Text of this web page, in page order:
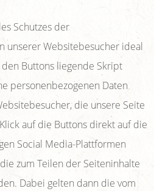
Schutzes der
unserer Websitebesucher ideal
Buttons liegende Skript
personenbezogenen Daten
die unsere Seite
auf die Buttons direkt auf die
Social Media-Plattformen
zum Teilen der Seiteninhalte
Dabei gelten dann die vom